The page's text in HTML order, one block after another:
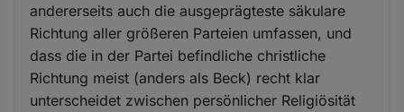
andererseits auch die ausgeprägteste säkulare
Richtung aller größeren Parteien umfassen, und
dass die in der Partei befindliche christliche
Richtung meist (anders als Beck) recht klar
unterscheidet zwischen persönlicher Religiösität